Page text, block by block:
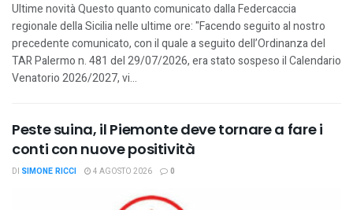
Ultime novità Questo quanto comunicato dalla Federcaccia
regionale della Sicilia nelle ultime ore: "Facendo seguito al nostro
precedente comunicato, con il quale a seguito dell’Ordinanza del
TAR Palermo n. 481 del 29/07/2026, era stato sospeso il Calendario
Venatorio 2026/2027, vi...
Peste suina, il Piemonte deve tornare a fare i
conti con nuove positività
DI SIMONE RICCI 4 AGOSTO 2026 0